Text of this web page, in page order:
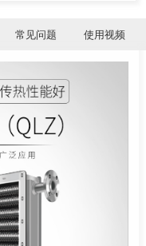
常见问题 使用视频